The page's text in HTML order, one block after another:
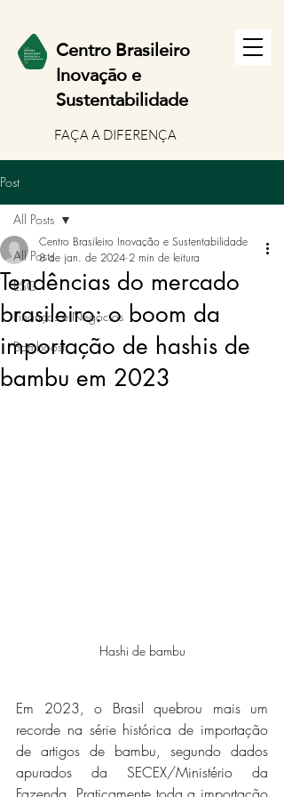
Centro Brasileiro
Inovação e
Sustentabilidade
FAÇA A DIFERENÇA
Post
All Posts
ESG
Finanças e Negócios
Bamboost
All Posts
Tendências do mercado
brasileiro: o boom da
importação de hashis de
bambu em 2023
Centro Brasileiro Inovação e Sustentabilidade
8 de jan. de 2024 2 min de leitura
Hashi de bambu
Em 2023, o Brasil quebrou mais um
recorde na série histórica de importação
de artigos de bambu, segundo dados
apurados da SECEX/Ministério da